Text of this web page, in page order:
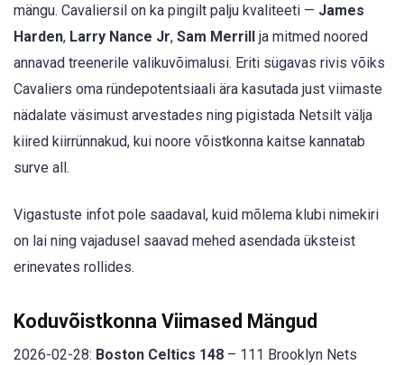
mängu. Cavaliersil on ka pingilt palju kvaliteeti — James
Harden, Larry Nance Jr, Sam Merrill ja mitmed noored
annavad treenerile valikuvõimalusi. Eriti sügavas rivis võiks
Cavaliers oma ründepotentsiaali ära kasutada just viimaste
nädalate väsimust arvestades ning pigistada Netsilt välja
kiired kiirrünnakud, kui noore võistkonna kaitse kannatab
surve all.
Vigastuste infot pole saadaval, kuid mõlema klubi nimekiri
on lai ning vajadusel saavad mehed asendada üksteist
erinevates rollides.
Koduvõistkonna Viimased Mängud
2026-02-28: Boston Celtics 148 – 111 Brooklyn Nets